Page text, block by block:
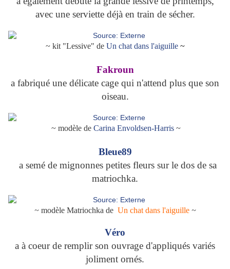
avec une serviette déjà en train de sécher.
~ kit "Lessive" de Un chat dans l'aiguille ~
Fakroun
a fabriqué une délicate cage qui n'attend plus que son
oiseau.
~ modèle de Carina Envoldsen-Harris ~
Bleue89
a semé de mignonnes petites fleurs sur le dos de sa
matriochka.
~ modèle Matriochka de Un chat dans l'aiguille ~
Véro
a à coeur de remplir son ouvrage d'appliqués variés
joliment ornés.